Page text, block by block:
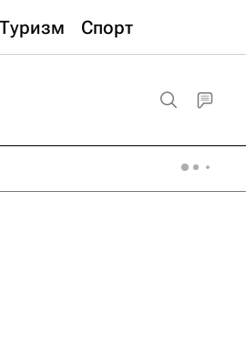
Туризм Спорт